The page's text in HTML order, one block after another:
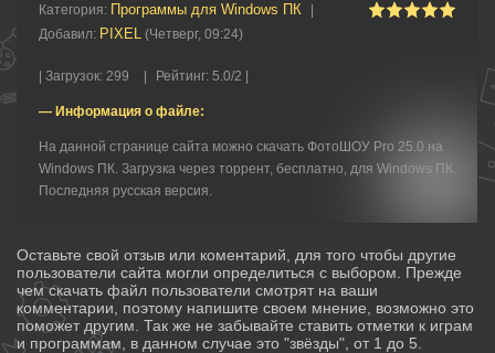
Категория: Программы для Windows ПК
Добавил: PIXEL (Четверг, 09:24)
Загрузок: 299 Рейтинг: 5.0/2 |
— Информация о файле:
На данной странице сайта можно скачать ФотоШОУ Pro 25.0 на
Windows ПК. Загрузка через торрент, бесплатно, для Windows ПК.
Последняя русская версия.
Оставьте свой отзыв или коментарий, для того чтобы другие
пользователи сайта могли определиться с выбором. Прежде
чем скачать файл пользователи смотрят на ваши
комментарии, поэтому напишите своем мнение, возможно это
поможет другим. Так же не забывайте ставить отметки к играм
и программам, в данном случае это "звёзды", от 1 до 5.